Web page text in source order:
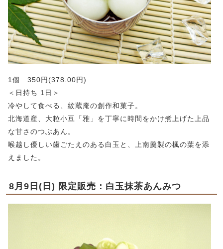
1個 350円(378.00円)
＜日持ち 1日＞
冷やして食べる、紋蔵庵の創作和菓子。
北海道産、大粒小豆「雅」を丁寧に時間をかけ煮上げた上品
な甘さのつぶあん。
喉越し優しい歯ごたえのある白玉と、上南羹製の楓の葉を添
えました。
8月9日(日) 限定販売：白玉抹茶あんみつ